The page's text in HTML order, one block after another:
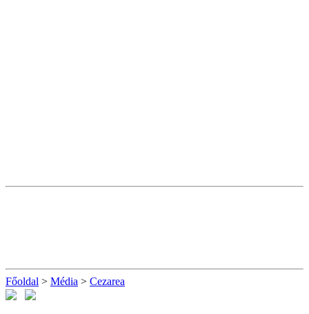
Főoldal > Média > Cezarea